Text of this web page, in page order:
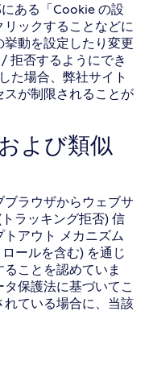
ある「Cookie の設
ックすることなどに
動を設定したり変更
拒否するようにでき
た場合、弊社サイト
が制限されることが
よび類似
ラウザからウェブサ
ラッキング拒否) 信
アウト メカニズム
ールを含む) を通じ
ことを認めていま
保護法に基づいてこ
ている場合に、当該